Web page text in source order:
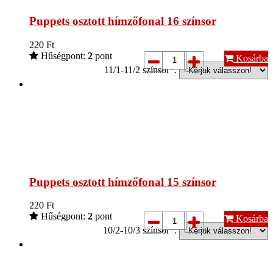
Puppets osztott hímzőfonal 16 színsor
220 Ft
Hűségpont: 2 pont
11/1-11/2 színsor*:
Kosárba
Puppets osztott hímzőfonal 15 színsor
220 Ft
Hűségpont: 2 pont
10/2-10/3 színsor*:
Kosárba